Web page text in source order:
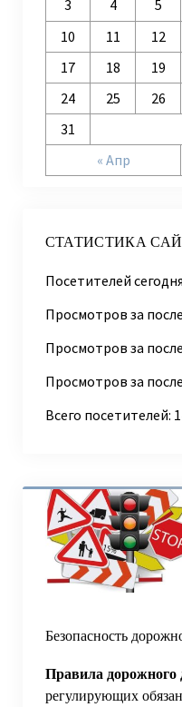
« Апр
3 4 5
10
11 12
17
18 19
24
25 26
31
СТАТИСТИКА
Посетителей
Просмотров за
Просмотров за
Просмотров за
Всего посетителей:
Безопасность
Правила дорожного
регулирующих